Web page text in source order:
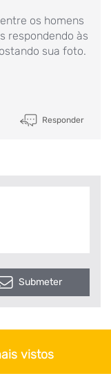
os homens
respondendo às
sua foto.
Responder
Submeter
vistos